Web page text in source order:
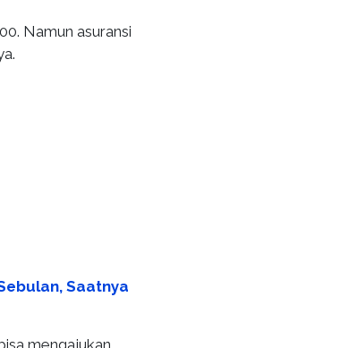
Namun asuransi
Saatnya
mengajukan